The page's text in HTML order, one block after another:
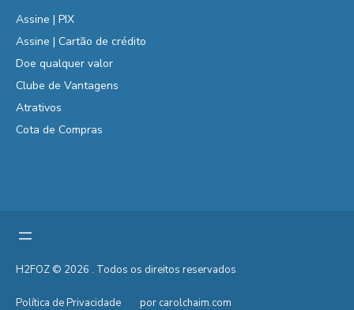
Assine | PIX
Assine | Cartão de crédito
Doe qualquer valor
Clube de Vantagens
Atrativos
Cota de Compras
H2FOZ © 2026 . Todos os direitos reservados
Política de Privacidade por carolchaim.com